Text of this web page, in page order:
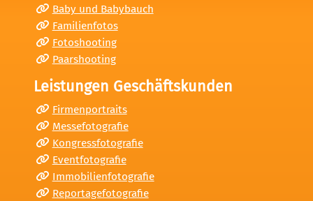
Baby und Babybauch
Familienfotos
Fotoshooting
Paarshooting
Leistungen Geschäftskunden
Firmenportraits
Messefotografie
Kongressfotografie
Eventfotografie
Immobilienfotografie
Reportagefotografie